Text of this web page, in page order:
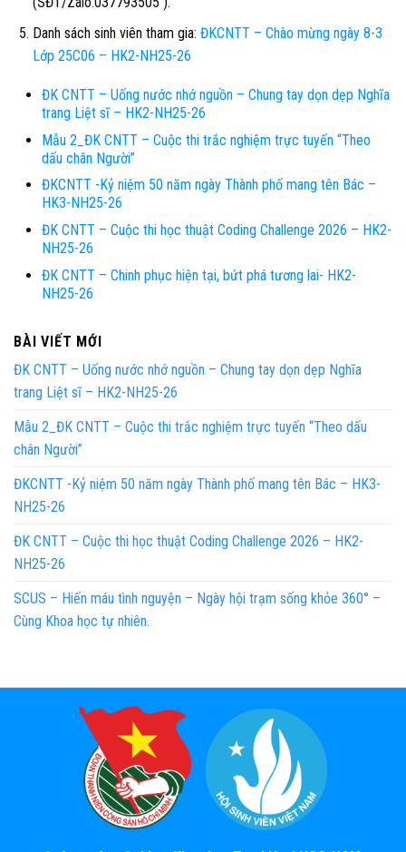
Danh sách sinh viên tham gia: ĐKCNTT – Chào mừng ngày 8-3
Lớp 25C06 – HK2-NH25-26
ĐK CNTT – Uống nước nhớ nguồn – Chung tay dọn dẹp Nghĩa
trang Liệt sĩ – HK2-NH25-26
Mẫu 2_ĐK CNTT – Cuộc thi trắc nghiệm trực tuyến “Theo
dấu chân Người”
ĐKCNTT -Kỷ niệm 50 năm ngày Thành phố mang tên Bác –
HK3-NH25-26
ĐK CNTT – Cuộc thi học thuật Coding Challenge 2026 – HK2-
NH25-26
ĐK CNTT – Chinh phục hiện tại, bứt phá tương lai- HK2-
NH25-26
BÀI VIẾT MỚI
ĐK CNTT – Uống nước nhớ nguồn – Chung tay dọn dẹp Nghĩa
trang Liệt sĩ – HK2-NH25-26
Mẫu 2_ĐK CNTT – Cuộc thi trắc nghiệm trực tuyến “Theo dấu
chân Người”
ĐKCNTT -Kỷ niệm 50 năm ngày Thành phố mang tên Bác – HK3-
NH25-26
ĐK CNTT – Cuộc thi học thuật Coding Challenge 2026 – HK2-
NH25-26
SCUS – Hiến máu tình nguyện – Ngày hội trạm sống khỏe 360° –
Cùng Khoa học tự nhiên.